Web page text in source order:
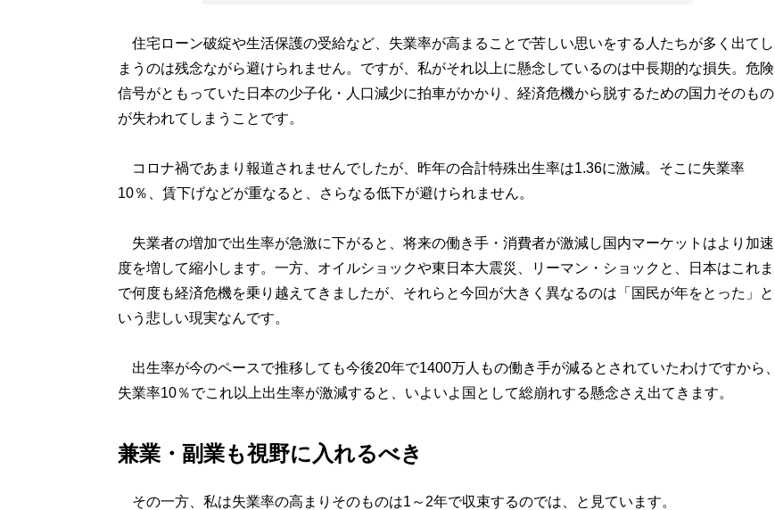
住宅ローン破綻や生活保護の受給など、失業率が高まることで苦しい思いをする人たちが多く出てし
まうのは残念ながら避けられません。ですが、私がそれ以上に懸念しているのは中長期的な損失。危険
信号がともっていた日本の少子化・人口減少に拍車がかかり、経済危機から脱するための国力そのもの
が失われてしまうことです。
コロナ禍であまり報道されませんでしたが、昨年の合計特殊出生率は1.36に激減。そこに失業率
10％、賃下げなどが重なると、さらなる低下が避けられません。
失業者の増加で出生率が急激に下がると、将来の働き手・消費者が激減し国内マーケットはより加速
度を増して縮小します。一方、オイルショックや東日本大震災、リーマン・ショックと、日本はこれま
で何度も経済危機を乗り越えてきましたが、それらと今回が大きく異なるのは「国民が年をとった」と
いう悲しい現実なんです。
出生率が今のペースで推移しても今後20年で1400万人もの働き手が減るとされていたわけですから、
失業率10％でこれ以上出生率が激減すると、いよいよ国として総崩れする懸念さえ出てきます。
兼業・副業も視野に入れるべき
その一方、私は失業率の高まりそのものは1～2年で収束するのでは、と見ています。